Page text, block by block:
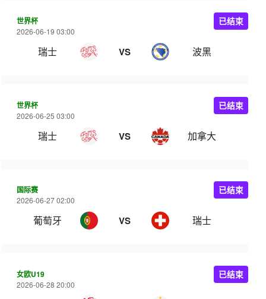
世界杯
2026-06-19 03:00
瑞士 VS 波黑
已结束
世界杯
2026-06-25 03:00
瑞士 VS 加拿大
已结束
国际赛
2026-06-27 02:00
葡萄牙 VS 瑞士
已结束
女欧U19
2026-06-28 20:00
已结束